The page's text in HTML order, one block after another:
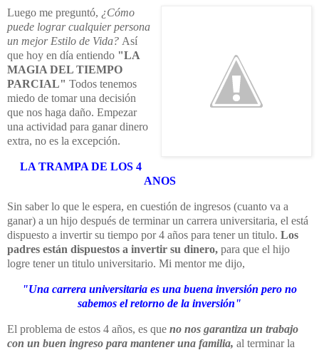
Luego me preguntó, ¿Cómo
puede lograr cualquier persona
un mejor Estilo de Vida? Así
que hoy en día entiendo "LA
MAGIA DEL TIEMPO
PARCIAL" Todos tenemos
miedo de tomar una decisión
que nos haga daño. Empezar
una actividad para ganar dinero
extra, no es la excepción.
LA TRAMPA DE LOS 4
ANOS
Sin saber lo que le espera, en cuestión de ingresos (cuanto va a
ganar) a un hijo después de terminar un carrera universitaria, el está
dispuesto a invertir su tiempo por 4 años para tener un titulo. Los
padres están dispuestos a invertir su dinero, para que el hijo
logre tener un titulo universitario. Mi mentor me dijo,
"Una carrera universitaria es una buena inversión pero no
sabemos el retorno de la inversión"
El problema de estos 4 años, es que no nos garantiza un trabajo
con un buen ingreso para mantener una familia, al terminar la